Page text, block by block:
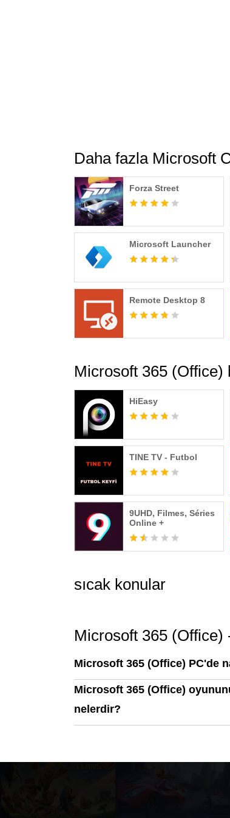
Daha fazla Microsoft
Forza Street
Microsoft Launcher
Remote Desktop 8
Microsoft 365 (Office)
HiEasy
TINE TV - Futbol
9UHD, Filmes, Séries
Online +
sıcak konular
Microsoft 365 (Office)
Microsoft 365 (Office) PC'de
Microsoft 365 (Office)
nelerdir?